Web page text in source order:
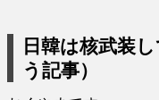
日韓は核武装
う記事）